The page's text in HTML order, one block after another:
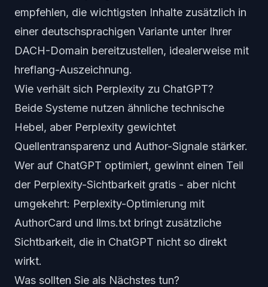
empfehlen, die wichtigsten Inhalte zusätzlich in
einer deutschsprachigen Variante unter Ihrer
DACH-Domain bereitzustellen, idealerweise mit
hreflang-Auszeichnung.
Wie verhält sich Perplexity zu ChatGPT?
Beide Systeme nutzen ähnliche technische
Hebel, aber Perplexity gewichtet
Quellentransparenz und Author-Signale stärker.
Wer auf ChatGPT optimiert, gewinnt einen Teil
der Perplexity-Sichtbarkeit gratis - aber nicht
umgekehrt: Perplexity-Optimierung mit
AuthorCard und llms.txt bringt zusätzliche
Sichtbarkeit, die in ChatGPT nicht so direkt
wirkt.
Was sollten Sie als Nächstes tun?